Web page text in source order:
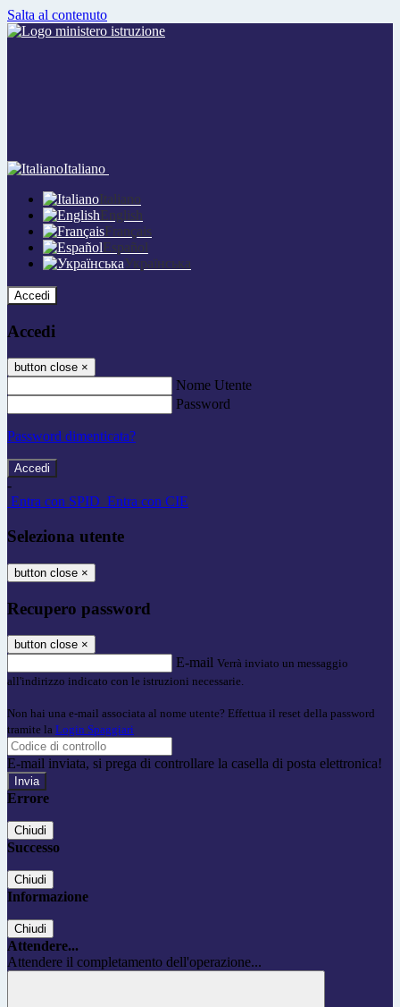
Salta al contenuto
Italiano
Italiano
English
Français
Español
Українська
Accedi
Accedi
button close ×
Nome Utente
Password
Password dimenticata?
-
Entra con SPID Entra con CIE
Seleziona utente
button close ×
Recupero password
button close ×
E-mail Verrà inviato un messaggio
all'indirizzo indicato con le istruzioni necessarie.
Non hai una e-mail associata al nome utente? Effettua il reset della password
tramite la Login Spaggiari
E-mail inviata, si prega di controllare la casella di posta elettronica!
Errore
Chiudi
Successo
Chiudi
Informazione
Chiudi
Attendere...
Attendere il completamento dell'operazione...